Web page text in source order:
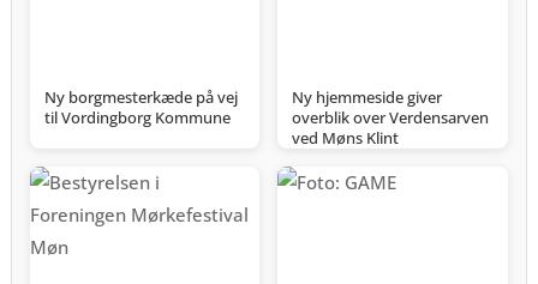
Ny borgmesterkæde på vej
til Vordingborg Kommune
Ny hjemmeside giver
overblik over Verdensarven
ved Møns Klint